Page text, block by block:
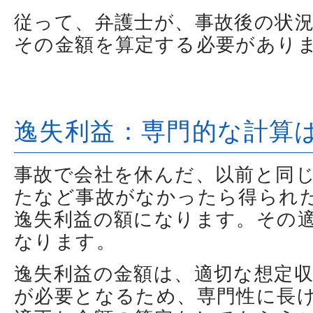
従って、弁護士が、事故後の状
その金額を算定する必要があり
逸失利益：専門的な計算
事故で会社を休んだ、以前と同
たなど事故がなかったら得られ
逸失利益の額になります。その
なります。
逸失利益の金額は、適切な想定
が必要となるため、専門性に長